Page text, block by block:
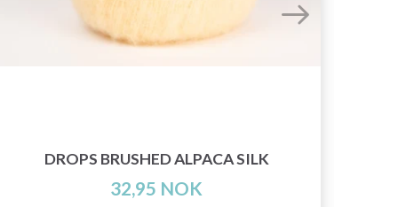
DROPS BRUSHED ALPACA SILK
32,95 NOK